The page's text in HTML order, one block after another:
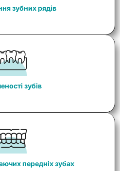
зубних рядів
зубів
передніх зубах